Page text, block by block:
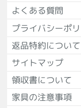
よくある質問
プライバシーポ
返品特約について
サイトマップ
領収書について
家具の注意事項